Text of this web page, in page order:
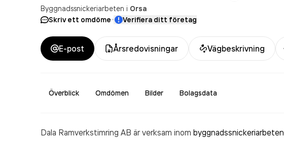
Byggnadssnickeriarbeten i Orsa
Skriv ett omdöme· Verifiera ditt företag
E-post Årsredovisningar Vägbeskrivning
Överblick Omdömen Bilder Bolagsdata
Dala Ramverkstimring AB är verksam inom byggnadssnickeriarbeten